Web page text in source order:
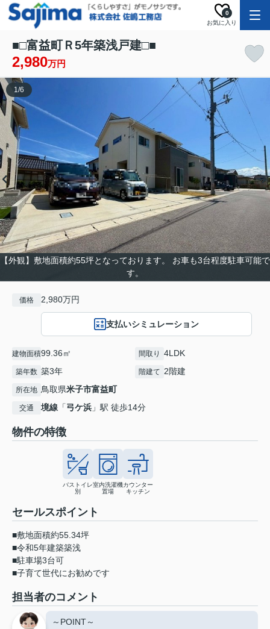
お気に入り
0
■□富益町Ｒ5年築浅戸建□■
2,980万円
【外観】敷地面積約55坪となっております。 お車も3台程度駐車可能で
す。
1/6
価格 2,980万円
支払いシミュレーション
建物面積99.36㎡ 間取り 4LDK
築年数 築3年 階建て 2階建
所在地 鳥取県米子市富益町
交通 境線 「弓ケ浜 」駅 徒歩14分
物件の特徴
バストイレ
別
室内洗濯機
置場
カウンター
キッチン
セールスポイント
■敷地面積約55.34坪
■令和5年建築築浅
■駐車場3台可
■子育て世代にお勧めです
担当者のコメント
～POINT～